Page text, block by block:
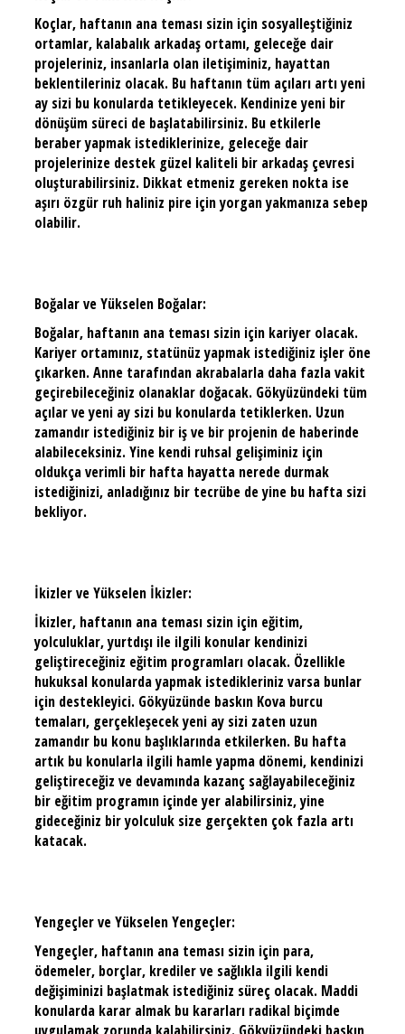
Koçlar, haftanın ana teması sizin için sosyalleştiğiniz
ortamlar, kalabalık arkadaş ortamı, geleceğe dair
projeleriniz, insanlarla olan iletişiminiz, hayattan
beklentileriniz olacak. Bu haftanın tüm açıları artı yeni
ay sizi bu konularda tetikleyecek. Kendinize yeni bir
dönüşüm süreci de başlatabilirsiniz. Bu etkilerle
beraber yapmak istediklerinize, geleceğe dair
projelerinize destek güzel kaliteli bir arkadaş çevresi
oluşturabilirsiniz. Dikkat etmeniz gereken nokta ise
aşırı özgür ruh haliniz pire için yorgan yakmanıza sebep
olabilir.
Boğalar ve Yükselen Boğalar:
Boğalar, haftanın ana teması sizin için kariyer olacak.
Kariyer ortamınız, statünüz yapmak istediğiniz işler öne
çıkarken. Anne tarafından akrabalarla daha fazla vakit
geçirebileceğiniz olanaklar doğacak. Gökyüzündeki tüm
açılar ve yeni ay sizi bu konularda tetiklerken. Uzun
zamandır istediğiniz bir iş ve bir projenin de haberinde
alabileceksiniz. Yine kendi ruhsal gelişiminiz için
oldukça verimli bir hafta hayatta nerede durmak
istediğinizi, anladığınız bir tecrübe de yine bu hafta sizi
bekliyor.
İkizler ve Yükselen İkizler:
İkizler, haftanın ana teması sizin için eğitim,
yolculuklar, yurtdışı ile ilgili konular kendinizi
geliştireceğiniz eğitim programları olacak. Özellikle
hukuksal konularda yapmak istedikleriniz varsa bunlar
için destekleyici. Gökyüzünde baskın Kova burcu
temaları, gerçekleşecek yeni ay sizi zaten uzun
zamandır bu konu başlıklarında etkilerken. Bu hafta
artık bu konularla ilgili hamle yapma dönemi, kendinizi
geliştireceğiz ve devamında kazanç sağlayabileceğiniz
bir eğitim programın içinde yer alabilirsiniz, yine
gideceğiniz bir yolculuk size gerçekten çok fazla artı
katacak.
Yengeçler ve Yükselen Yengeçler:
Yengeçler, haftanın ana teması sizin için para,
ödemeler, borçlar, krediler ve sağlıkla ilgili kendi
değişiminizi başlatmak istediğiniz süreç olacak. Maddi
konularda karar almak bu kararları radikal biçimde